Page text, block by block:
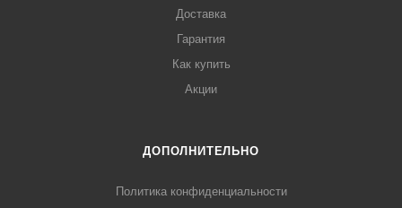
Доставка
Гарантия
Как купить
Акции
ДОПОЛНИТЕЛЬНО
Политика конфиденциальности